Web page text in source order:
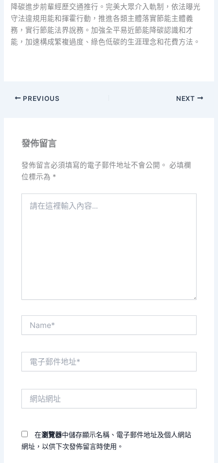
降碳進步前輩經歷交通推行。完美大眾介入軌制，依法曝光
守法違規用能和揮霍行動，推進各類主體落實節能主體義
務，實行節能法界說務。加強全平易近節能降碳認識和才
能，加速構成繁複過度、綠色低碳的生涯理念和花費方法。
PREVIOUS NEXT
發佈留言
發佈留言必須填寫的電子郵件地址不會公開。 必填欄
位標示為 *
在瀏覽器中儲存顯示名稱、電子郵件地址及個人網站
網址，以供下次發佈留言時使用。